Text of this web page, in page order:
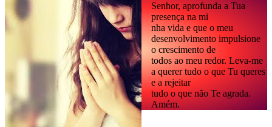
Senhor, aprofunda a Tua
presença na mi
nha vida e que o meu
desenvolvimento impulsione
o crescimento de
todos ao meu redor. Leva-me
a querer tudo o que Tu queres
e a rejeitar
tudo o que não Te agrada.
Amém.